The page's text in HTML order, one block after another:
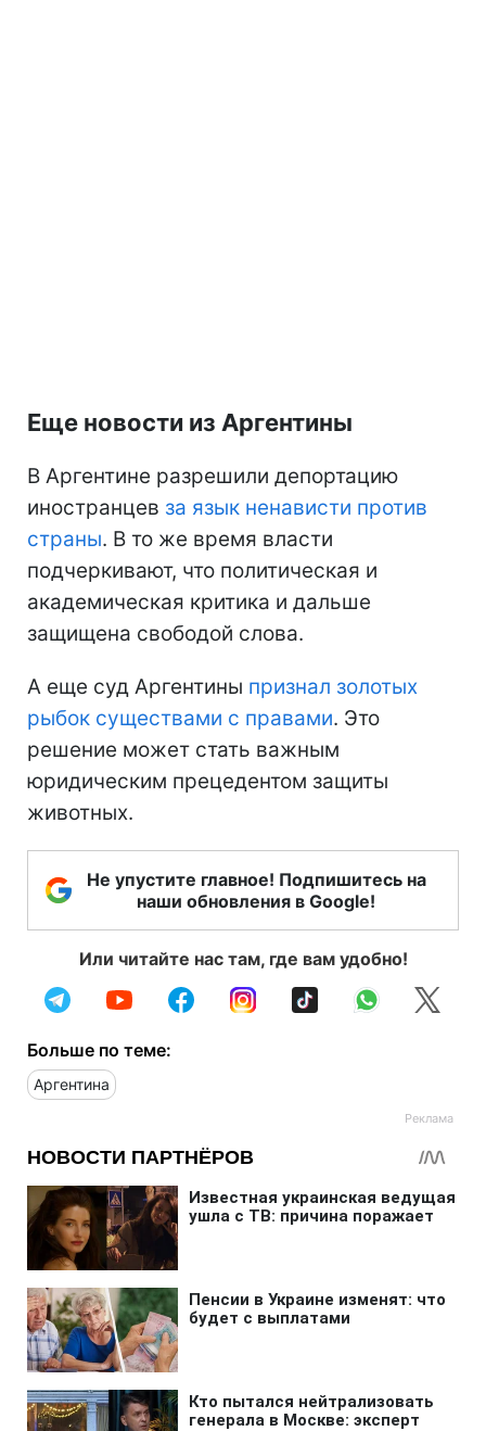
Еще новости из Аргентины
В Аргентине разрешили депортацию
иностранцев за язык ненависти против
страны. В то же время власти
подчеркивают, что политическая и
академическая критика и дальше
защищена свободой слова.
А еще суд Аргентины признал золотых
рыбок существами с правами. Это
решение может стать важным
юридическим прецедентом защиты
животных.
Не упустите главное! Подпишитесь на
наши обновления в Google!
Или читайте нас там, где вам удобно!
Больше по теме:
Аргентина